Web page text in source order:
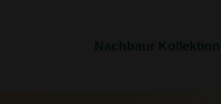
Nachbaur Kollektion